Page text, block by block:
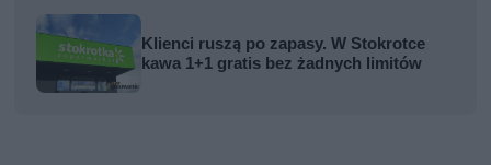
Klienci ruszą po zapasy. W Stokrotce
kawa 1+1 gratis bez żadnych limitów